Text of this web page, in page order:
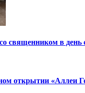
священником в день
открытии «Аллеи